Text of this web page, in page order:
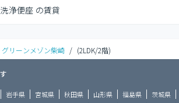
浄便座 の賃貸
グリーンメゾン柴崎 / (2LDK/2階)
岩手県 宮城県 秋田県 山形県 福島県 茨城県